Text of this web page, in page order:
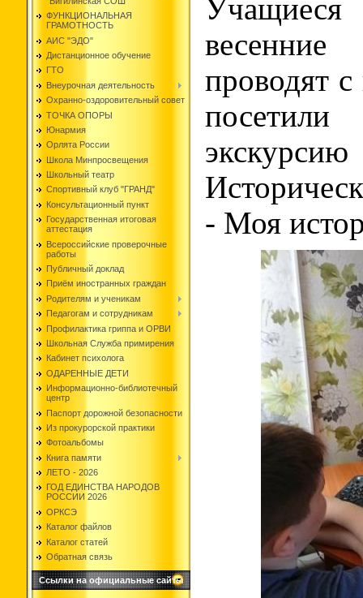
ФУНКЦИОНАЛЬНАЯ
ГРАМОТНОСТЬ
АИС "ЭДО"
Дистанционное обучение
ГТО
Внеурочная деятельность
Охранно-оздоровительный совет
ТОЧКА ОПОРЫ
Юнармия
Орлята России
Школа Минпросвещения
Школьный театр
Спортивный клуб "ГРАНД"
Консультационный пункт
Государственная итоговая
аттестация
Всероссийские проверочные
работы
Публичный доклад
Приём иностранных граждан
Родителям и ученикам
Педагогам и сотрудникам
Профилактика гриппа и ОРВИ
Школьная Служба примирения
Кабинет психолога
ОДАРЕННЫЕ ДЕТИ
Информационно-библиотечный
центр
Паспорт дорожной безопасности
Из прокурорской практики
Фотоальбомы
Книга памяти
ЛЕТО - 2026
ГОД ЕДИНСТВА НАРОДОВ
РОССИИ 2026
ОРКСЭ
Каталог файлов
Каталог статей
Обратная связь
Ссылки на официальные сайты
проводят
- Моя